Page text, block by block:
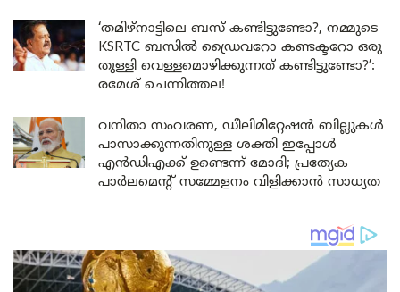
‘തമിഴ്‌നാട്ടിലെ ബസ് കണ്ടിട്ടുണ്ടോ?, നമ്മുടെ
KSRTC ബസിൽ ഡ്രൈവറോ കണ്ടക്ടറോ ഒരു
തുള്ളി വെള്ളമൊഴിക്കുന്നത് കണ്ടിട്ടുണ്ടോ?’:
രമേശ് ചെന്നിത്തല!
വനിതാ സംവരണ, ഡീലിമിറ്റേഷൻ ബില്ലുകൾ
പാസാക്കുന്നതിനുള്ള ശക്തി ഇപ്പോൾ
എൻഡിഎക്ക് ഉണ്ടെന്ന് മോദി; പ്രത്യേക
പാർലമെന്റ് സമ്മേളനം വിളിക്കാൻ സാധ്യത